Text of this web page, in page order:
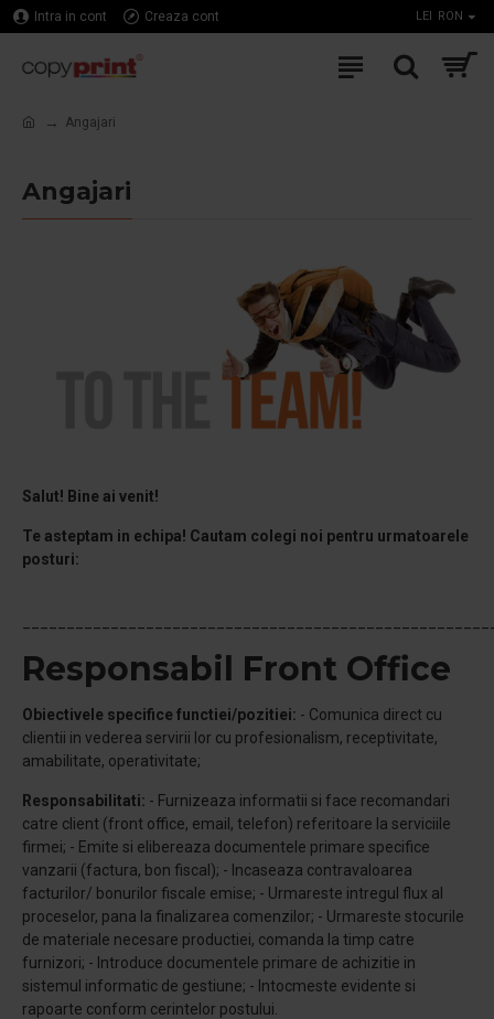
Intra in cont Creaza cont LEI RON
Angajari
Angajari
Salut! Bine ai venit!
Te asteptam in echipa! Cautam colegi noi pentru urmatoarele
posturi:
Responsabil Front Office
Obiectivele specifice functiei/pozitiei: - Comunica direct cu
clientii in vederea servirii lor cu profesionalism, receptivitate,
amabilitate, operativitate;
Responsabilitati: - Furnizeaza informatii si face recomandari
catre client (front office, email, telefon) referitoare la serviciile
firmei; - Emite si elibereaza documentele primare specifice
vanzarii (factura, bon fiscal); - Incaseaza contravaloarea
facturilor/ bonurilor fiscale emise; - Urmareste intregul flux al
proceselor, pana la finalizarea comenzilor; - Urmareste stocurile
de materiale necesare productiei, comanda la timp catre
furnizori; - Introduce documentele primare de achizitie in
sistemul informatic de gestiune; - Intocmeste evidente si
rapoarte conform cerintelor postului.